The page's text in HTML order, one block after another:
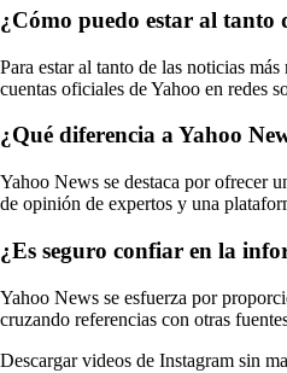
¿Cómo puedo estar al tanto
Para estar al tanto de las noticias
cuentas oficiales de Yahoo en redes
¿Qué diferencia a Yahoo
Yahoo News se destaca por ofrecer
de opinión de expertos y una
¿Es seguro confiar en la
Yahoo News se esfuerza por
cruzando referencias con otras
Descargar videos de Instagram sin